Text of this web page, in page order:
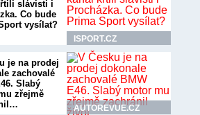
slávisti i
Co bude
vysílat?
ISPORT.CZ
je na prodej
zachovalé
Slabý
zřejmě
AUTOREVUE.CZ